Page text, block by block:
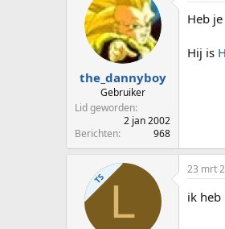
the_dannyboy
Gebruiker
Lid geworden
2 jan 2002
Berichten
968
Heb
Hij is
TS L
23 mrt
ik heb